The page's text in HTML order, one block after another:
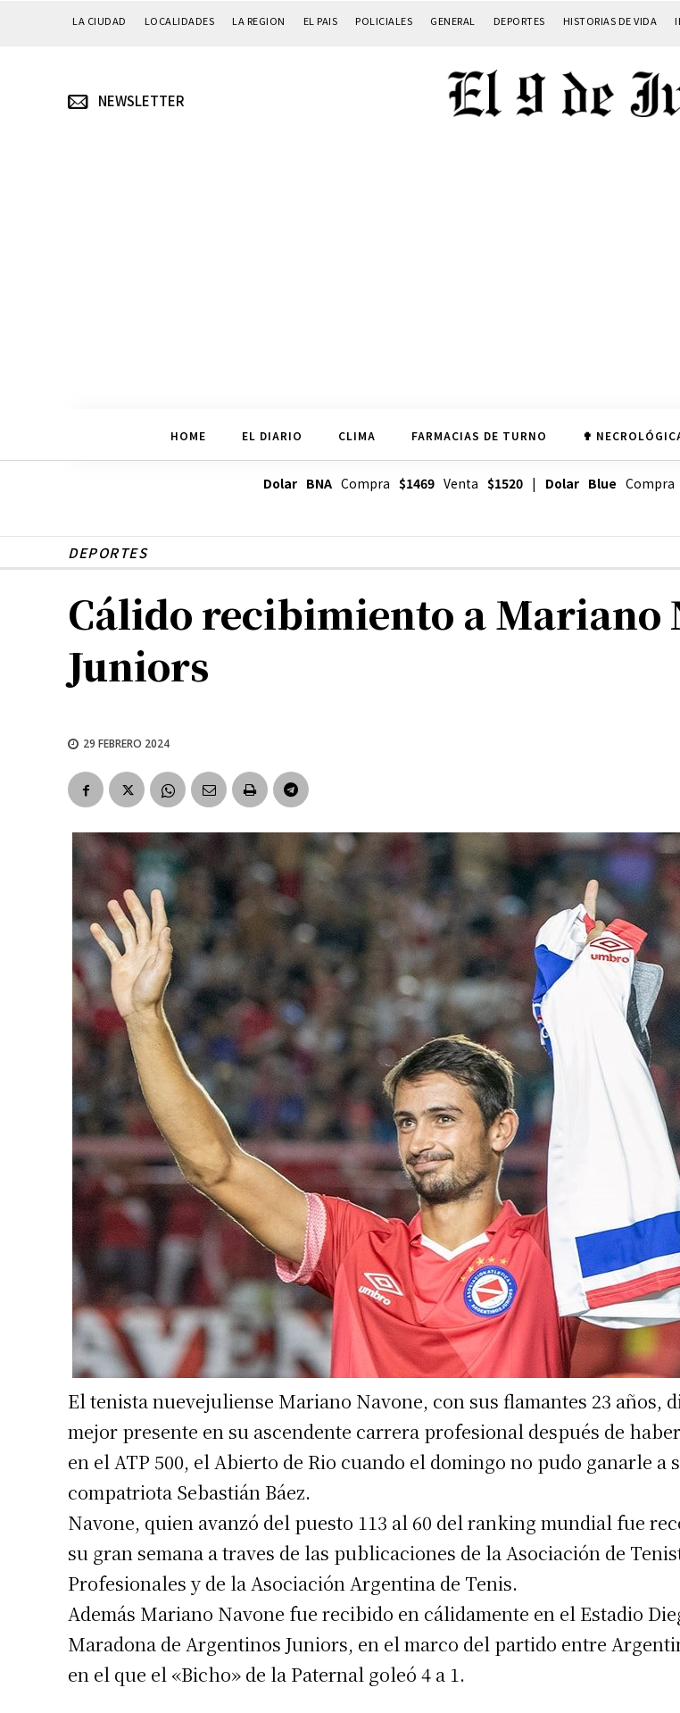
LA CIUDAD LOCALIDADES LA REGION EL PAIS POLICIALES GENERAL DEPORTES HISTORIAS DE VIDA
NEWSLETTER
HOME EL DIARIO CLIMA FARMACIAS DE TURNO ✟
Dolar BNACompra $1469Venta $1520| Dolar Blue Compra
DEPORTES
Cálido recibimiento a Mariano
Juniors
29 FEBRERO 2024
El tenista nuevejuliense Mariano Navone, con sus flamantes 23 años,
mejor presente en su ascendente carrera profesional después de
en el ATP 500, el Abierto de Rio cuando el domingo no pudo ganarle a
compatriota Sebastián Báez.
Navone, quien avanzó del puesto 113 al 60 del ranking mundial fue
su gran semana a traves de las publicaciones de la Asociación de
Profesionales y de la Asociación Argentina de Tenis.
Además Mariano Navone fue recibido en cálidamente en el Estadio
Maradona de Argentinos Juniors, en el marco del partido entre
en el que el «Bicho» de la Paternal goleó 4 a 1.